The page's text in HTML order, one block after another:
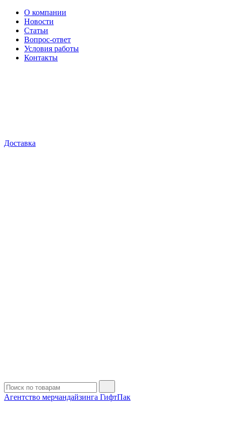
О компании
Новости
Статьи
Вопрос-ответ
Условия работы
Контакты
Доставка
Агентство мерчандайзинга ГифтПак